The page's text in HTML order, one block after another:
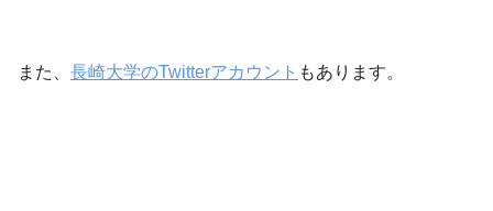
また、 長崎大学のTwitterアカウント もあります。